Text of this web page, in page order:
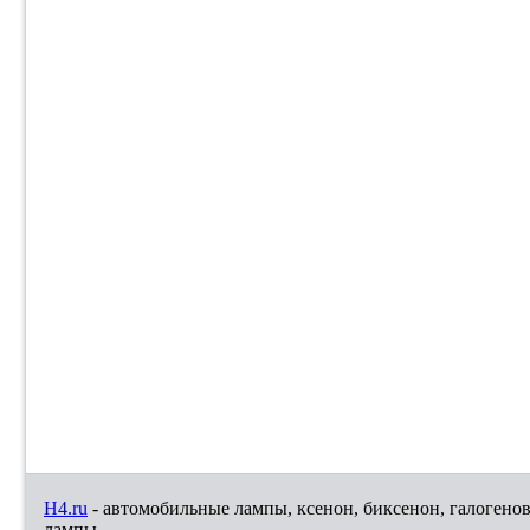
H4.ru - автомобильные лампы, ксенон, биксенон,